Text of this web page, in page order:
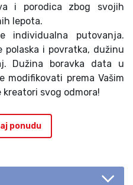
i porodica zbog svojih
lepota.
individualna putovanja.
i povratka, dužinu
Dužina boravka data u
modifikovati prema Vašim
svog odmora!
ponudu